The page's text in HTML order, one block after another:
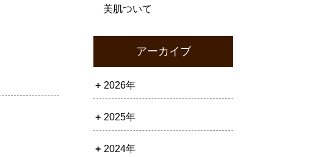
美肌ついて
アーカイブ
2026年
2025年
2024年